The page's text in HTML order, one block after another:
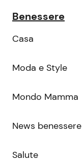
Benessere
Casa
Moda e Style
Mondo Mamma
News benessere
Salute